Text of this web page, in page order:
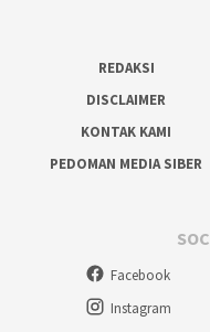
REDAKSI
DISCLAIMER
KONTAK KAMI
PEDOMAN MEDIA SIBER
Facebook
Instagram